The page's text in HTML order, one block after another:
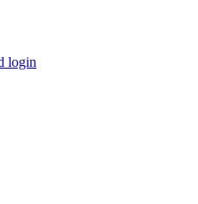
login